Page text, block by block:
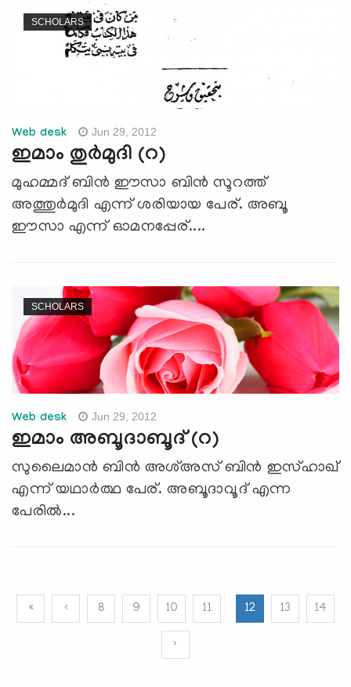
SCHOLARS
Web desk Jun 29, 2012
ഇമാം തുര്‍മുദി (റ)
മുഹമ്മദ് ബിന്‍ ഈസാ ബിന്‍ സൂറത്ത്
അത്തുര്‍മുദി എന്ന് ശരിയായ പേര്. അബൂ
ഈസാ എന്ന് ഓമനപ്പേര്....
SCHOLARS
Web desk Jun 29, 2012
ഇമാം അബൂദാബൂദ് (റ)
സുലൈമാന്‍ ബിന്‍ അശ്അസ് ബിന്‍ ഇസ്ഹാഖ്
എന്ന് യഥാര്‍ത്ഥ പേര്. അബൂദാവൂദ് എന്ന
പേരില്‍...
« ‹ 8 9 10 11 12 13 14
›